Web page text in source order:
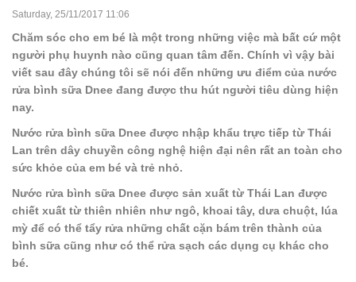
Saturday, 25/11/2017 11:06
Chăm sóc cho em bé là một trong những việc mà bất cứ một
người phụ huynh nào cũng quan tâm đến. Chính vì vậy bài
viết sau đây chúng tôi sẽ nói đến những ưu điểm của nước
rửa bình sữa Dnee đang được thu hút người tiêu dùng hiện
nay.
Nước rửa bình sữa Dnee được nhập khẩu trực tiếp từ Thái
Lan trên dây chuyền công nghệ hiện đại nên rất an toàn cho
sức khỏe của em bé và trẻ nhỏ.
Nước rửa bình sữa Dnee được sản xuất từ Thái Lan được
chiết xuất từ thiên nhiên như ngô, khoai tây, dưa chuột, lúa
mỳ để có thể tẩy rửa những chất cặn bám trên thành của
bình sữa cũng như có thể rửa sạch các dụng cụ khác cho
bé.